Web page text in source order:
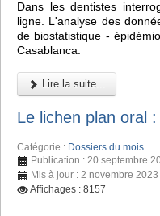
Dans les dentistes
ligne. L'analyse des
de biostatistique -
Casablanca.
Lire la suite...
Le lichen plan oral
Catégorie : Dossiers du mois
Publication : 20 septembre
Mis à jour : 2 novembre 2023
Affichages : 8157